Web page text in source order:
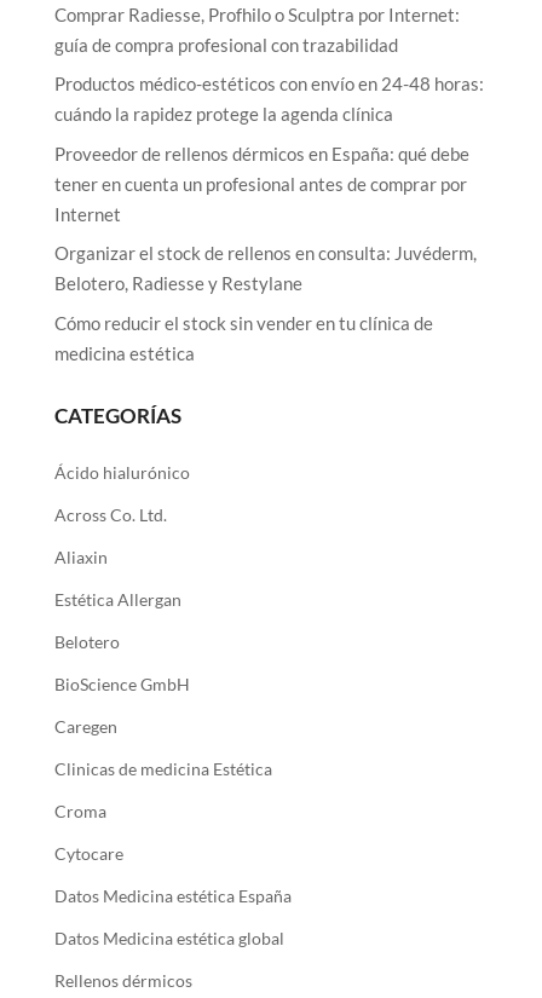
Comprar Radiesse, Profhilo o Sculptra por Internet:
guía de compra profesional con trazabilidad
Productos médico-estéticos con envío en 24-48 horas:
cuándo la rapidez protege la agenda clínica
Proveedor de rellenos dérmicos en España: qué debe
tener en cuenta un profesional antes de comprar por
Internet
Organizar el stock de rellenos en consulta: Juvéderm,
Belotero, Radiesse y Restylane
Cómo reducir el stock sin vender en tu clínica de
medicina estética
CATEGORÍAS
Ácido hialurónico
Across Co. Ltd.
Aliaxin
Estética Allergan
Belotero
BioScience GmbH
Caregen
Clinicas de medicina Estética
Croma
Cytocare
Datos Medicina estética España
Datos Medicina estética global
Rellenos dérmicos